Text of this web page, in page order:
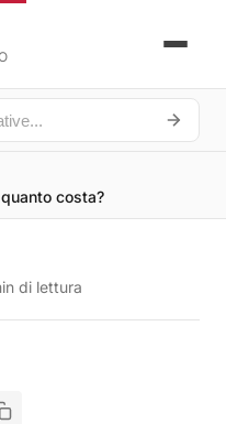
costa?
di lettura